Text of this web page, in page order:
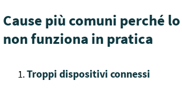
Cause più comuni perché
non funziona in pratica
Troppi dispositivi connessi